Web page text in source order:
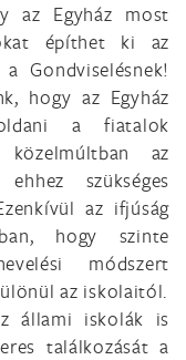
az Egyház most
építhet ki az
Gondviselésnek!
hogy az Egyház
a fiatalok
az
szükséges
az ifjúság
hogy szinte
módszert
az iskolaitól.
állami iskolák is
találkozását a